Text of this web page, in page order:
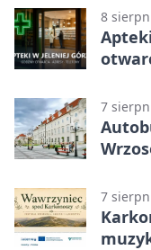
8
7
7